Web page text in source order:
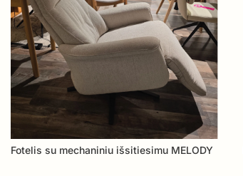
Fotelis su mechaniniu išsitiesimu MELODY